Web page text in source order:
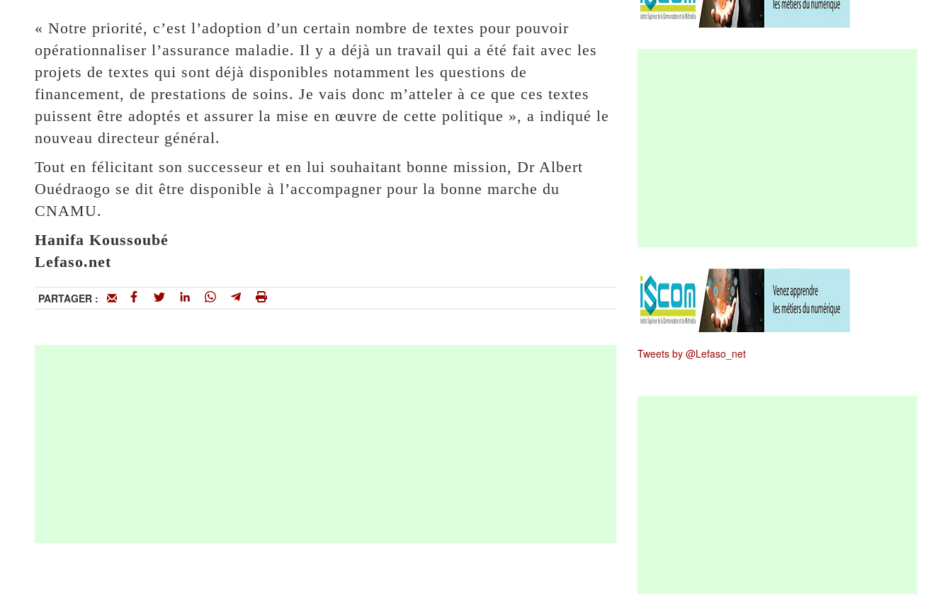
« Notre priorité, c’est l’adoption d’un certain nombre de textes pour pouvoir
opérationnaliser l’assurance maladie. Il y a déjà un travail qui a été fait avec les
projets de textes qui sont déjà disponibles notamment les questions de
financement, de prestations de soins. Je vais donc m’atteler à ce que ces textes
puissent être adoptés et assurer la mise en œuvre de cette politique », a indiqué le
nouveau directeur général.
Tout en félicitant son successeur et en lui souhaitant bonne mission, Dr Albert
Ouédraogo se dit être disponible à l’accompagner pour la bonne marche du
CNAMU.
Hanifa Koussoubé
Lefaso.net
PARTAGER :
Tweets by @Lefaso_net